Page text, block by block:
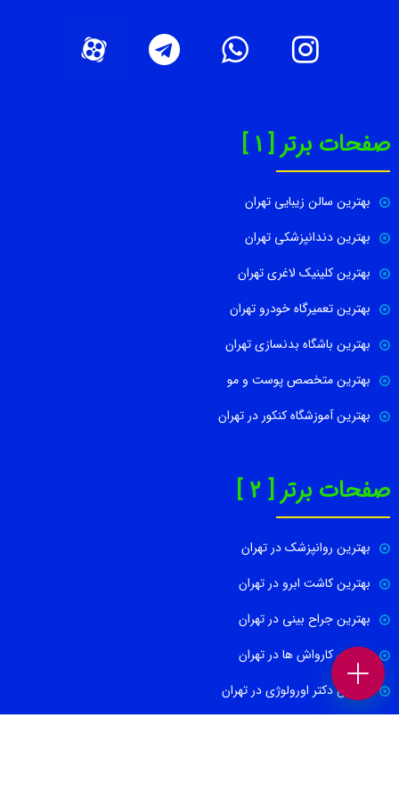
صفحات برتر [ 1 ]
بهترین سالن زیبایی تهران
بهترین دندانپزشکی تهران
بهترین کلینیک لاغری تهران
بهترین تعمیرگاه خودرو تهران
بهترین باشگاه بدنسازی تهران
بهترین متخصص پوست و مو
بهترین آموزشگاه کنکور در تهران
صفحات برتر [ 2 ]
بهترین روانپزشک در تهران
بهترین کاشت ابرو در تهران
بهترین جراح بینی در تهران
بهترین کارواش ها در تهران
بهترین دکتر اورولوژی در تهران